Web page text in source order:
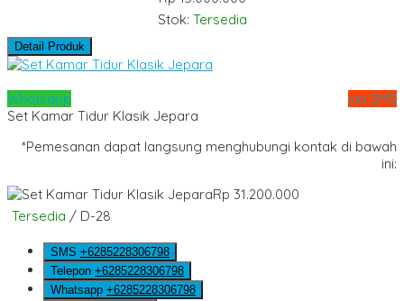
Stok: Tersedia
Detail Produk
Whatsapp
via SMS
Set Kamar Tidur Klasik Jepara
*Pemesanan dapat langsung menghubungi kontak di bawah
ini:
Rp 31.200.000
Tersedia / D-28
SMS +6285228306798
Telepon +6285228306798
Whatsapp +6285228306798